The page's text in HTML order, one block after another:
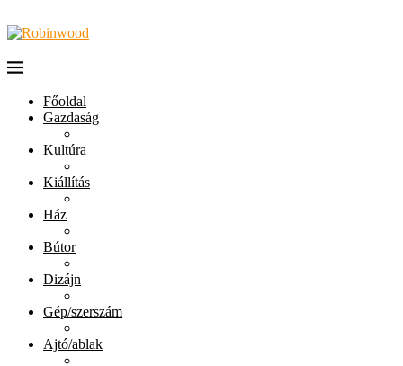
Főoldal
Gazdaság
Kultúra
Kiállítás
Ház
Bútor
Dizájn
Gép/szerszám
Ajtó/ablak